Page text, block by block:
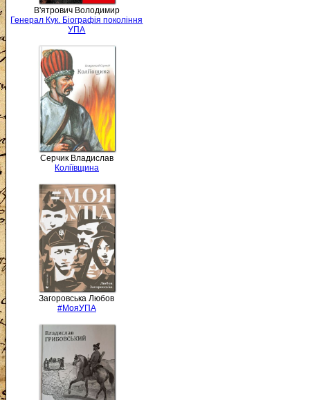
В'ятрович Володимир
Генерал Кук. Біографія покоління
УПА
Серчик Владислав
Коліївщина
Загоровська Любов
#МояУПА